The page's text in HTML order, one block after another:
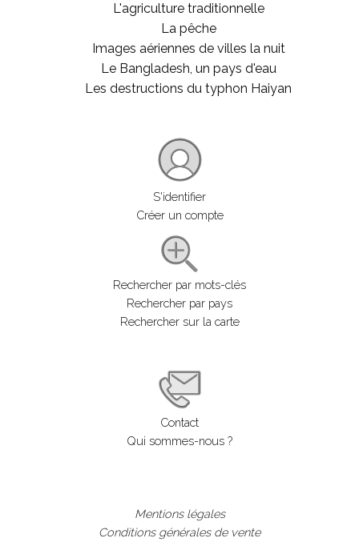
L'agriculture traditionnelle
La pêche
Images aériennes de villes la nuit
Le Bangladesh, un pays d'eau
Les destructions du typhon Haiyan
S'identifier
Créer un compte
Rechercher par mots-clés
Rechercher par pays
Rechercher sur la carte
Contact
Qui sommes-nous ?
Mentions légales
Conditions générales de vente